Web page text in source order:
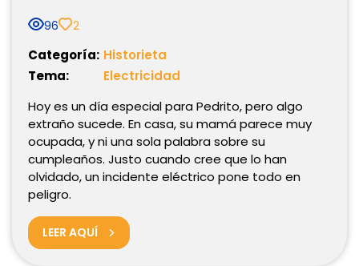
96 2
Categoría: Historieta
Tema:
Electricidad
Hoy es un día especial para Pedrito, pero algo
extraño sucede. En casa, su mamá parece muy
ocupada, y ni una sola palabra sobre su
cumpleaños. Justo cuando cree que lo han
olvidado, un incidente eléctrico pone todo en
peligro.
LEER AQUÍ